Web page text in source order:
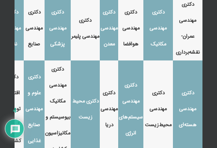
دکتری
مهندسی
عمران-
نقشه‌برداری
دکتری
مهندسی
مکانیک
دکتری
مهندسی
هوافضا
دکتری
مهندسی
معدن
دکتری
مهندسی پلیمر
دکتری
مهندسی
پزشکی
دکتری
مهندسی
صنایع
دکتری
مهندسی
نفت
دکتری
مهندسی
هسته‌ای
دکتری
مهندسی
محیط‌زیست
دکتری
مهندسی
سیستم‌های
انرژی
دکتری
مهندسی
دریا
دکتری محیط
زیست
دکتری
مهندسی
مکانیک
بیوسیستم و
مکانیزاسیون
دکتری
علوم و
مهندسی
صنایع
غذایی
دکتری
اقتصاد،
توسعه و
آموزش
کشاورزی
4